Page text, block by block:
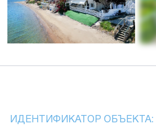
ИДЕНТИФИКАТОР ОБЪЕКТА: